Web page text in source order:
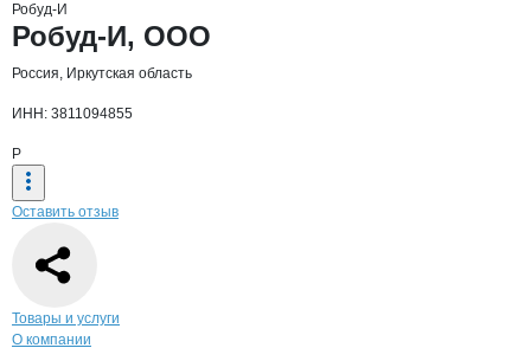
Робуд-И
Основная информация о компании
Робуд-И, ООО
Россия, Иркутская область
ИНН: 3811094855
Р
Оставить отзыв
Навигация по странице
Товары и услуги
О компании